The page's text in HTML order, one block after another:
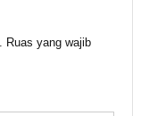
Ruas yang wajib